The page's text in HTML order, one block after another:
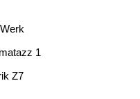
1
Z7